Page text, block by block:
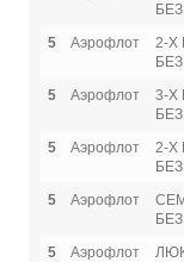
5
Аэрофлот
2-Х
5
Аэрофлот
3-Х
5
Аэрофлот
2-Х
5
Аэрофлот
5
Аэрофлот